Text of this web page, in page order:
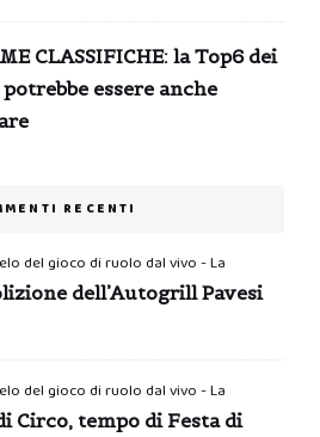
CLASSIFICHE: la Top6 dei
essere anche
RECENTI
del gioco di ruolo dal vivo - La
dell’Autogrill Pavesi
del gioco di ruolo dal vivo - La
Circo, tempo di Festa di